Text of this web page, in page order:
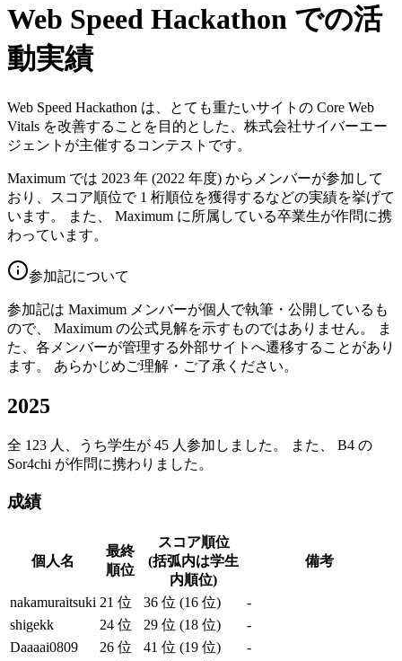
Web Speed Hackathon での活
動実績
Web Speed Hackathon は、とても重たいサイトの Core Web
Vitals を改善することを目的とした、株式会社サイバーエー
ジェントが主催するコンテストです。
Maximum では 2023 年 (2022 年度) からメンバーが参加して
おり、スコア順位で 1 桁順位を獲得するなどの実績を挙げて
います。 また、 Maximum に所属している卒業生が作問に携
わっています。
参加記について
参加記は Maximum メンバーが個人で執筆・公開しているも
ので、 Maximum の公式見解を示すものではありません。 ま
た、各メンバーが管理する外部サイトへ遷移することがあり
ます。 あらかじめご理解・ご了承ください。
2025
全 123 人、うち学生が 45 人参加しました。 また、 B4 の
Sor4chi が作問に携わりました。
成績
個人名
最終
順位
スコア順位
(括弧内は学生
内順位)
備考
nakamuraitsuki 21 位 36 位 (16 位)
-
shigekk
24 位 29 位 (18 位)
-
Daaaai0809
26 位 41 位 (19 位)
-